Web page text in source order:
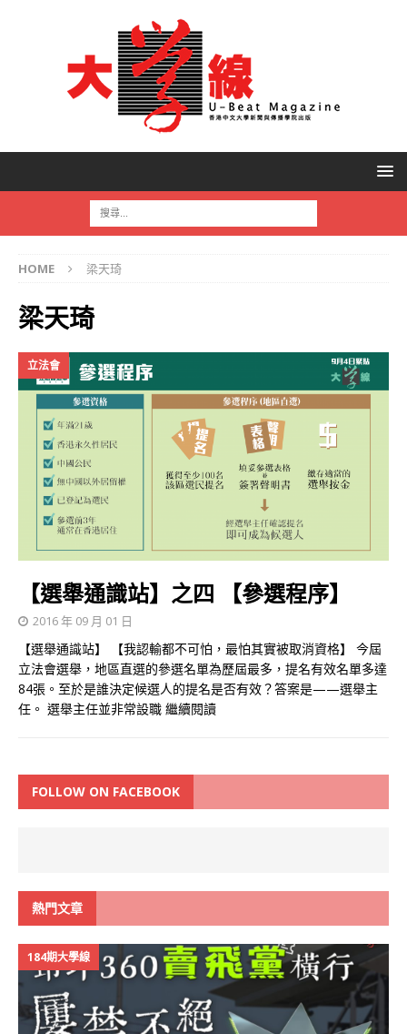
HOME 梁天琦
梁天琦
立法會
【選舉通識站】之四 【參選程序】
2016 年 09 月 01 日
【選舉通識站】 【我認輸都不可怕，最怕其實被取消資格】 今屆
立法會選舉，地區直選的參選名單為歷屆最多，提名有效名單多達
84張。至於是誰決定候選人的提名是否有效？答案是——選舉主
任。 選舉主任並非常設職 繼續閱讀
FOLLOW ON FACEBOOK
熱門文章
184期大學線